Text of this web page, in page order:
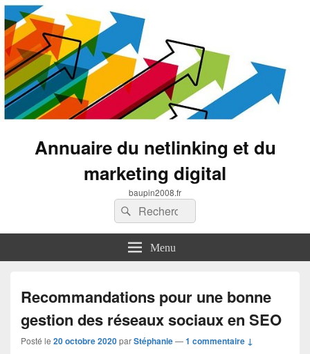
Annuaire du netlinking et du
marketing digital
baupin2008.fr
Recherche :
Rechercher
Menu
Recommandations pour une bonne
gestion des réseaux sociaux en SEO
Posté le 20 octobre 2020parStéphanie—1 commentaire ↓